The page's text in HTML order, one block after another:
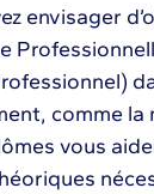
envisager
comme la
vous